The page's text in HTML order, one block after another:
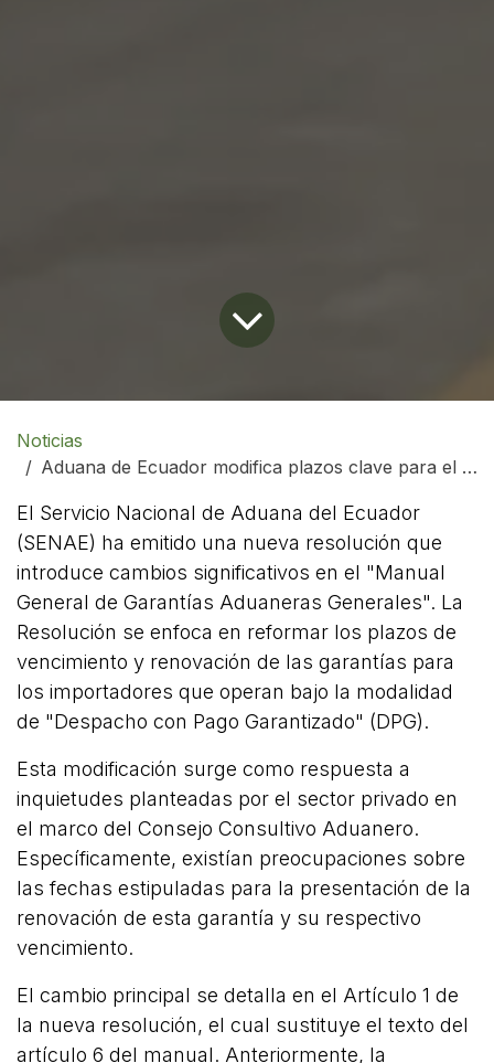
Noticias
Aduana de Ecuador modifica plazos clave para el Despacho con Pago Garantizado
El Servicio Nacional de Aduana del Ecuador
(SENAE) ha emitido una nueva resolución que
introduce cambios significativos en el "Manual
General de Garantías Aduaneras Generales". La
Resolución se enfoca en reformar los plazos de
vencimiento y renovación de las garantías para
los importadores que operan bajo la modalidad
de "Despacho con Pago Garantizado" (DPG).
Esta modificación surge como respuesta a
inquietudes planteadas por el sector privado en
el marco del Consejo Consultivo Aduanero.
Específicamente, existían preocupaciones sobre
las fechas estipuladas para la presentación de la
renovación de esta garantía y su respectivo
vencimiento.
El cambio principal se detalla en el Artículo 1 de
la nueva resolución, el cual sustituye el texto del
artículo 6 del manual. Anteriormente, la